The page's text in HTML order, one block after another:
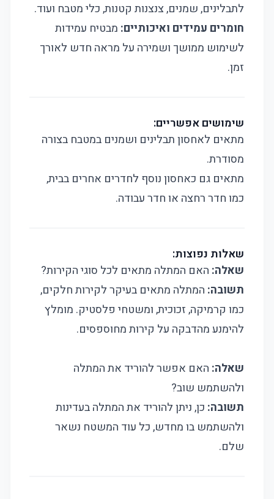
לתבלינים, שמנים, צנצנות קטנות, כלי מטבח ועוד.
חומרים עמידים ואיכותיים: מבטיח עמידות
לשימוש ממושך ושמירה על מראה חדש לאורך
זמן.
שימושים אפשריים:
מתאים לאחסון תבלינים ושמנים במטבח בצורה
מסודרת.
מתאים גם כאחסון נוסף לחדרים אחרים בבית,
כמו חדר רחצה או חדר עבודה.
שאלות נפוצות:
שאלה: האם המתלה מתאים לכל סוגי הקירות?
תשובה: המתלה מתאים בעיקר לקירות חלקים,
כמו קרמיקה, זכוכית, ומשטחי פלסטיק. מומלץ
להימנע מהדבקה על קירות מחוספסים.
שאלה: האם אפשר להוריד את המתלה
ולהשתמש שוב?
תשובה: כן, ניתן להוריד את המתלה בעדינות
ולהשתמש בו מחדש, כל עוד המשטח נשאר
שלם.